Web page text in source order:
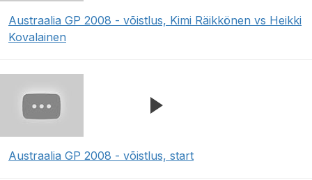
Austraalia GP 2008 - võistlus, Kimi Räikkönen vs Heikki
Kovalainen
Austraalia GP 2008 - võistlus, start